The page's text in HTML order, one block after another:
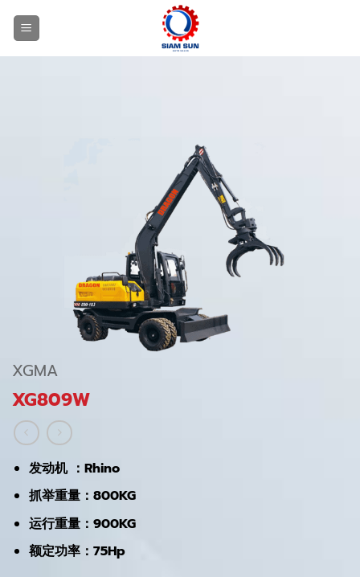
XGMA
XG809W
发动机 ：Rhino
抓举重量：800KG
运行重量：900KG
额定功率：75Hp